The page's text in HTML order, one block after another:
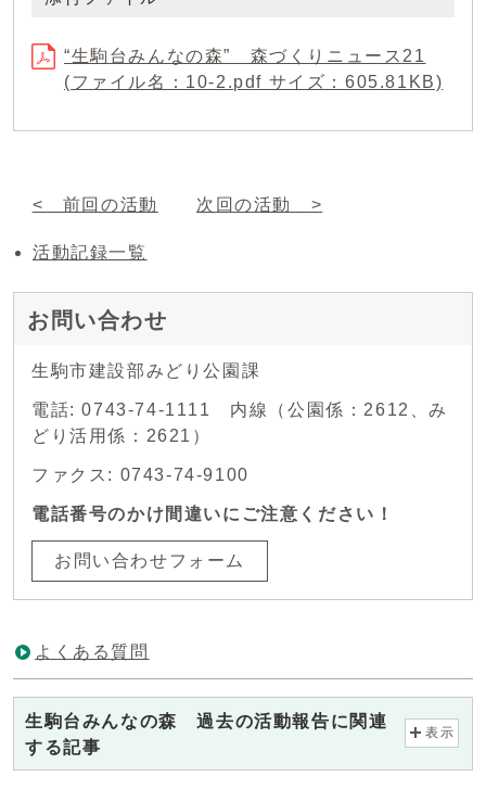
“生駒台みんなの森” 森づくりニュース21
(ファイル名：10-2.pdf サイズ：605.81KB)
< 前回の活動 次回の活動 >
活動記録一覧
お問い合わせ
生駒市建設部みどり公園課
電話: 0743-74-1111 内線（公園係：2612、み
どり活用係：2621）
ファクス: 0743-74-9100
電話番号のかけ間違いにご注意ください！
お問い合わせフォーム
よくある質問
生駒台みんなの森 過去の活動報告に関連
する記事
表示